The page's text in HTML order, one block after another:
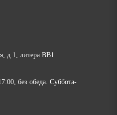
д.1, литера ВВ1
без обеда. Суббота-